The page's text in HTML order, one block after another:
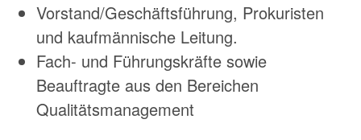
Vorstand/Geschäftsführung, Prokuristen
und kaufmännische Leitung.
Fach- und Führungskräfte sowie
Beauftragte aus den Bereichen
Qualitätsmanagement